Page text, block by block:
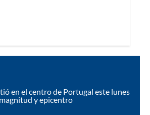
en el centro de Portugal este lunes
y epicentro